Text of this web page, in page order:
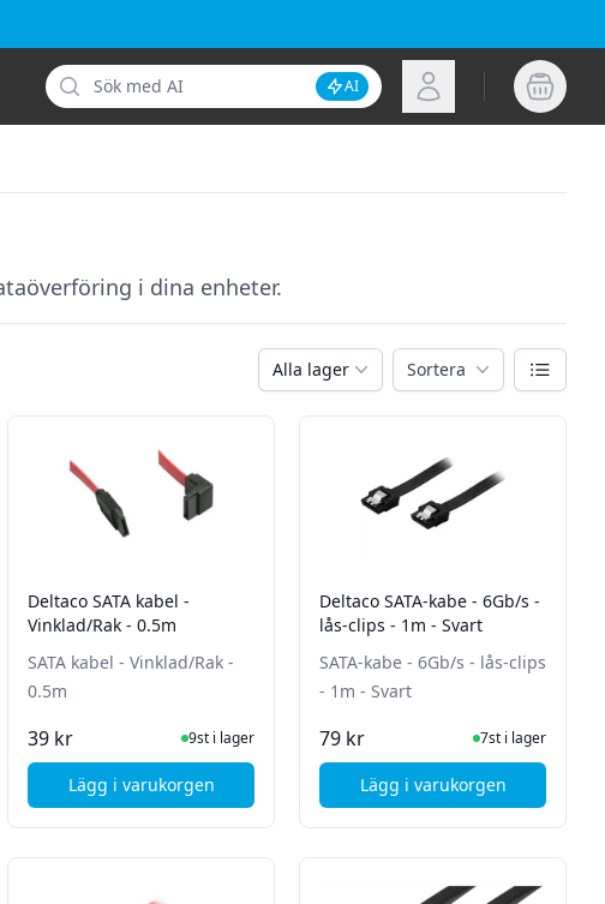
Sök
Inaktivera AI-sökning
AI Logga in
i dina enheter.
Alla lager Sortera Växla vy
med låsclips - 0,5m - Svart
Deltaco SATA kabel -
Vinklad/Rak - 0.5m
SATA kabel - Vinklad/Rak -
0.5m
39 kr I Lager9st i lager
Lägg i varukorgen, Deltaco SATA kabel - Vinklad/Rak - 0.5m
Deltaco SATA-kabe - 6Gb/s -
lås-clips - 1m - Svart
SATA-kabe - 6Gb/s - lås-clips
- 1m - Svart
79 kr I Lager7st i lager
Lägg i varukorgen, Deltaco SATA-kabe